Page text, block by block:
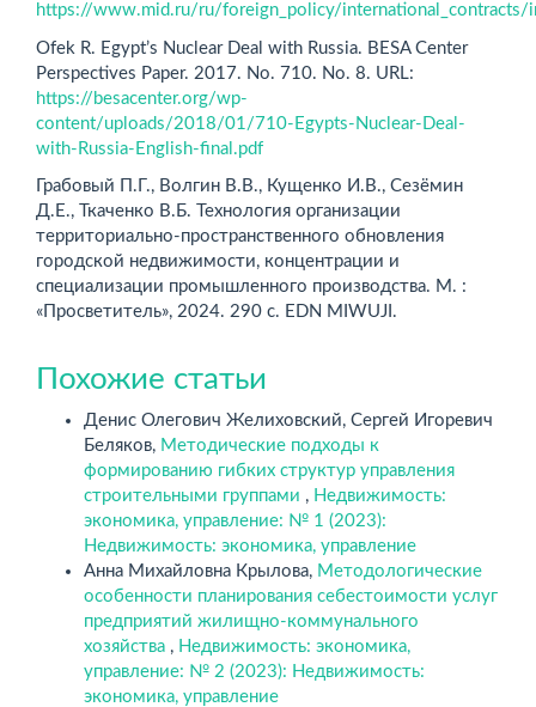
https://www.mid.ru/ru/foreign_policy/
Ofek R. Egypt’s Nuclear Deal with Russia. BESA Center
Perspectives Paper. 2017. No. 710. No. 8. URL:
https://besacenter.org/wp-
content/uploads/2018/01/710-Egypts-Nuclear-Deal-
with-Russia-English-final.pdf
Грабовый П.Г., Волгин В.В., Кущенко И.В., Сезёмин
Д.Е., Ткаченко В.Б. Технология организации
территориально-пространственного обновления
городской недвижимости, концентрации и
специализации промышленного производства. М. :
«Просветитель», 2024. 290 с. EDN MIWUJI.
Похожие статьи
Денис Олегович Желиховский, Сергей Игоревич
Беляков, Методические подходы к
формированию гибких структур управления
строительными группами , Недвижимость:
экономика, управление: № 1 (2023):
Недвижимость: экономика, управление
Анна Михайловна Крылова, Методологические
особенности планирования себестоимости услуг
предприятий жилищно-коммунального
хозяйства , Недвижимость: экономика,
управление: № 2 (2023): Недвижимость:
экономика, управление